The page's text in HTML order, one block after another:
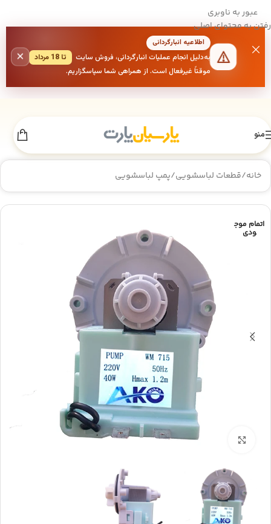
عبور به ناوبری
رفتن به محتوای اصلی
اطلاعیه انبارگردانی
به‌دلیل انجام عملیات انبارگردانی، فروش سایت
تا 18 مرداد
موقتاً غیرفعال است. از همراهی شما سپاسگزاریم.
×
منو
خانه/قطعات لباسشویی/پمپ لباسشویی
اتمام موج
ودی
بزرگنمایی تصویر